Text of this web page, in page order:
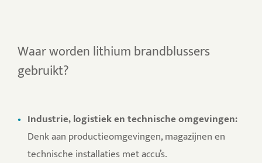
Waar worden lithium brandblussers
gebruikt?
Industrie, logistiek en technische omgevingen:
Denk aan productieomgevingen, magazijnen en
technische installaties met accu’s.